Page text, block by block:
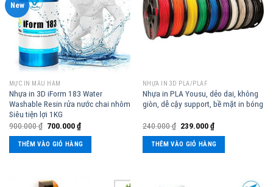
New
MỰC IN MẪU HÀM
Nhựa in 3D iForm 183 Water
Washable Resin rửa nước chai nhôm
Siêu tiện lợi 1KG
900.000₫ 700.000₫
THÊM VÀO GIỎ HÀNG
NHỰA IN 3D PLA/PLAF
Nhựa in PLA Yousu, dẻo dai, không
giòn, dễ cậy support, bề mặt in bóng
240.000₫ 239.000₫
THÊM VÀO GIỎ HÀNG